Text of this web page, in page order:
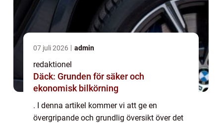
07 juli 2026 admin
redaktionel
Däck: Grunden för säker och
ekonomisk bilkörning
. I denna artikel kommer vi att ge en
övergripande och grundlig översikt över det